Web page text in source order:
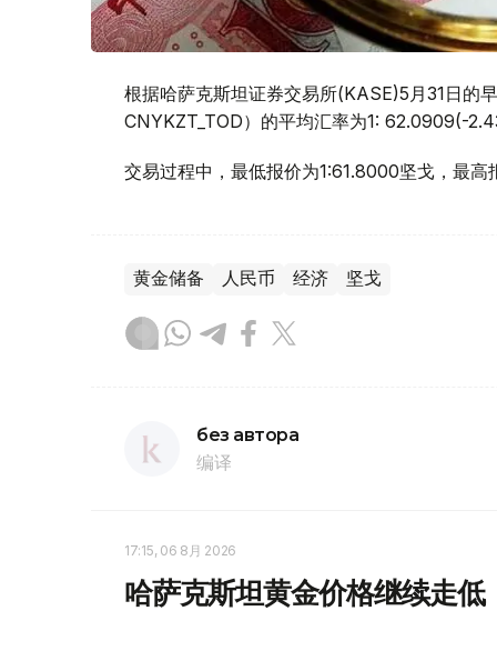
根据哈萨克斯坦证券交易所(KASE)5月31日的
CNYKZT_TOD）的平均汇率为1: 62.0909(-
交易过程中，最低报价为1:61.8000坚戈，最高
黄金储备 人民币 经济 坚戈
без автора
编译
17:15, 06 8月 2026
哈萨克斯坦黄金价格继续走低